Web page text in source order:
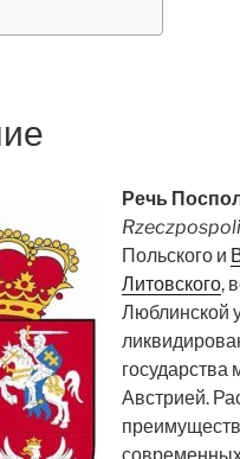
Речь
Польского и
Литовского,
Люблинской
государства
Австрией.